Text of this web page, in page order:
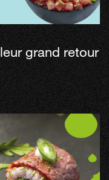
grand retour